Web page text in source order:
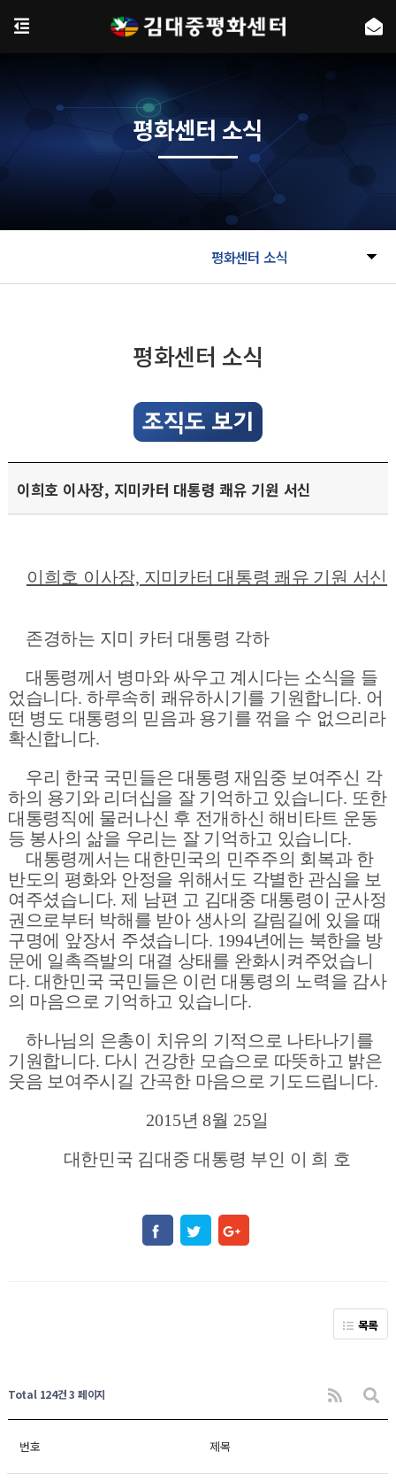
평화센터 소식
평화센터 소식
평화센터 소식
이희호 이사장, 지미카터 대통령 쾌유 기원 서신
이희호 이사장, 지미카터 대통령 쾌유 기원 서신
존경하는 지미 카터 대통령 각하
대통령께서 병마와 싸우고 계시다는 소식을 들
었습니다. 하루속히 쾌유하시기를 기원합니다. 어
떤 병도 대통령의 믿음과 용기를 꺾을 수 없으리라
확신합니다.
우리 한국 국민들은 대통령 재임중 보여주신 각
하의 용기와 리더십을 잘 기억하고 있습니다. 또한
대통령직에 물러나신 후 전개하신 해비타트 운동
등 봉사의 삶을 우리는 잘 기억하고 있습니다.
대통령께서는 대한민국의 민주주의 회복과 한
반도의 평화와 안정을 위해서도 각별한 관심을 보
여주셨습니다.제 남편 고 김대중 대통령이 군사정
권으로부터 박해를 받아 생사의 갈림길에 있을 때
구명에 앞장서 주셨습니다. 1994년에는 북한을 방
문에 일촉즉발의 대결 상태를 완화시켜주었습니
다. 대한민국 국민들은 이런 대통령의 노력을 감사
의 마음으로 기억하고 있습니다.
하나님의 은총이 치유의 기적으로 나타나기를
기원합니다. 다시 건강한 모습으로 따뜻하고 밝은
웃음 보여주시길 간곡한 마음으로 기도드립니다.
2015년8월 25일
대한민국 김대중 대통령 부인 이 희 호
목록
Total 124건3 페이지
번호 제목